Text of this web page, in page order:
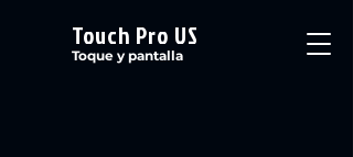
Touch Pro US
Toque y pantalla